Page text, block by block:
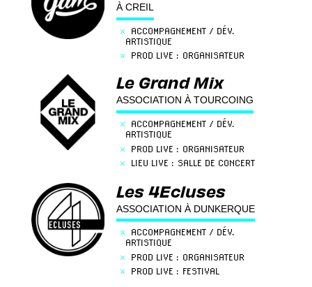
À CREIL
× ACCOMPAGNEMENT / DÉV.
ARTISTIQUE
× PROD LIVE : ORGANISATEUR
×MÉDIATION / ACTION CULTURELLE
Le Grand Mix
ASSOCIATION À TOURCOING
× ACCOMPAGNEMENT / DÉV.
ARTISTIQUE
× PROD LIVE : ORGANISATEUR
× LIEU LIVE : SALLE DE CONCERT
×LIEU DE RÉPÉTITION
Les 4Ecluses
ASSOCIATION À DUNKERQUE
× ACCOMPAGNEMENT / DÉV.
ARTISTIQUE
× PROD LIVE : ORGANISATEUR
× PROD LIVE : FESTIVAL